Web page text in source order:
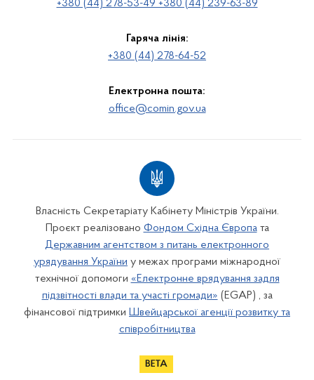
+380 (44) 278-53-49 +380 (44) 239-63-89
Гаряча лінія:
+380 (44) 278-64-52
Електронна пошта:
office@comin.gov.ua
Власність Секретаріату Кабінету Міністрів України.
Проєкт реалізовано Фондом Східна Європата
Державним агентством з питань електронного
урядування України у межах програми міжнародної
технічної допомоги «Електронне врядування задля
підзвітності влади та участі громади» (EGAP) , за
фінансової підтримки Швейцарської агенції розвитку та
співробітництва